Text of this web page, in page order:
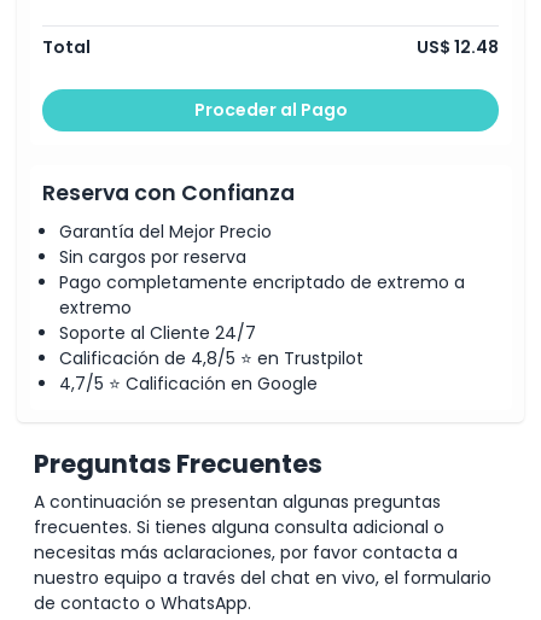
Total US$ 12.48
Proceder al Pago
Reserva con Confianza
Garantía del Mejor Precio
Sin cargos por reserva
Pago completamente encriptado de extremo a
extremo
Soporte al Cliente 24/7
Calificación de 4,8/5 ⭐ en Trustpilot
4,7/5 ⭐ Calificación en Google
Preguntas Frecuentes
A continuación se presentan algunas preguntas
frecuentes. Si tienes alguna consulta adicional o
necesitas más aclaraciones, por favor contacta a
nuestro equipo a través del chat en vivo, el formulario
de contacto o WhatsApp.